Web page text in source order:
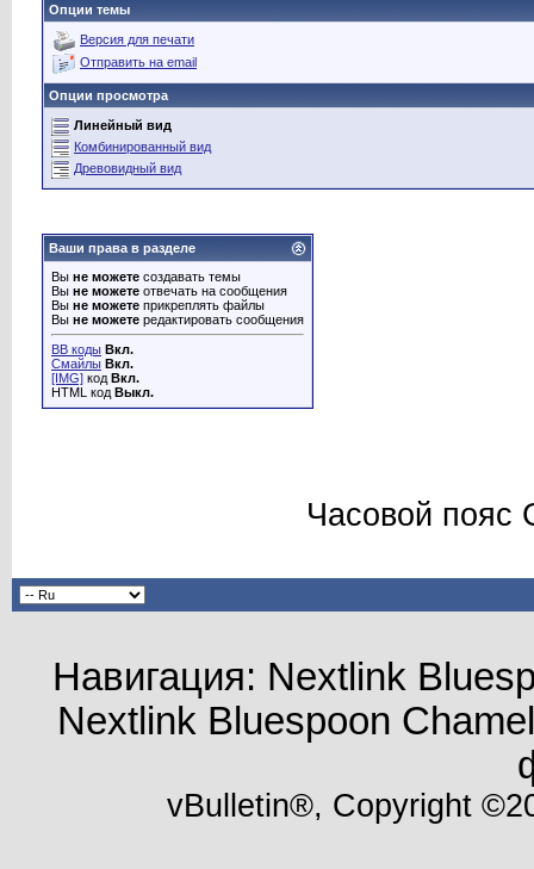
Опции темы
Версия для печати
Отправить на email
Опции просмотра
Линейный вид
Комбинированный вид
Древовидный вид
Ваши права в разделе
Вы не можете создавать темы
Вы не можете отвечать на сообщения
Вы не можете прикреплять файлы
Вы не можете редактировать сообщения
BB коды Вкл.
Смайлы Вкл.
[IMG] код Вкл.
HTML код Выкл.
Часовой пояс
Навигация: Nextlink
Nextlink Bluespoon
vBulletin®, Copyright